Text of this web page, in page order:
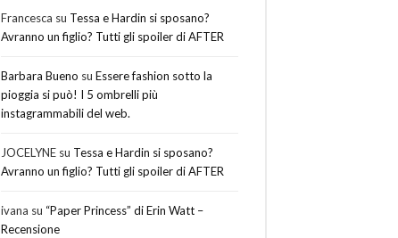
Francesca su Tessa e Hardin si sposano?
Avranno un figlio? Tutti gli spoiler di AFTER
Barbara Bueno su Essere fashion sotto la
pioggia si può! I 5 ombrelli più
instagrammabili del web.
JOCELYNE su Tessa e Hardin si sposano?
Avranno un figlio? Tutti gli spoiler di AFTER
ivana su “Paper Princess” di Erin Watt –
Recensione